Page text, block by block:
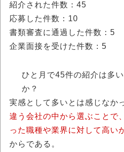
紹介された件数：45
応募した件数：10
書類審査に通過した件数：5
企業面接を受けた件数：5
ひと月で45件の紹介は多
か？
実感として多いとは感じなか
違う会社の中から選ぶことで
った職種や業界に対して高い
からである。